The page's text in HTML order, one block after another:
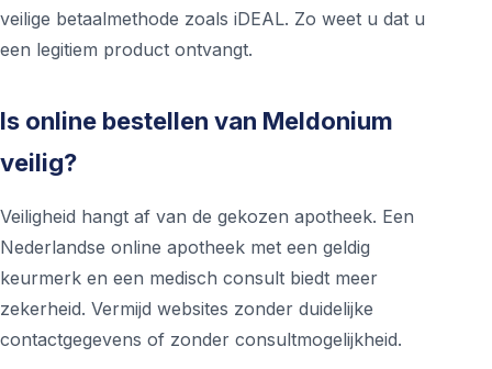
veilige betaalmethode zoals iDEAL. Zo weet u dat u
een legitiem product ontvangt.
Is online bestellen van Meldonium
veilig?
Veiligheid hangt af van de gekozen apotheek. Een
Nederlandse online apotheek met een geldig
keurmerk en een medisch consult biedt meer
zekerheid. Vermijd websites zonder duidelijke
contactgegevens of zonder consultmogelijkheid.